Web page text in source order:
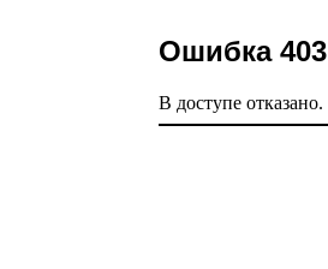
Ошибка 403
В доступе отказано.